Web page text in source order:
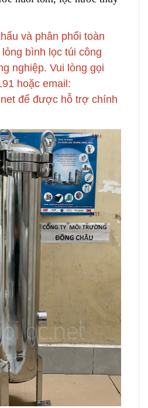
và phân phối toàn
bình lọc túi công
nghiệp. Vui lòng gọi
hoặc email:
để được hỗ trợ chính